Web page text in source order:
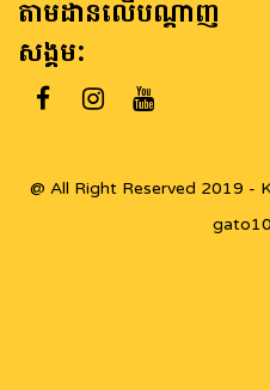
តាមដានលើបណ្តាញ
សង្គម:
@ All Right Reserved 2019 -